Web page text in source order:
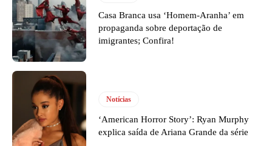
Casa Branca usa ‘Homem-Aranha’ em
propaganda sobre deportação de
imigrantes; Confira!
Notícias
‘American Horror Story’: Ryan Murphy
explica saída de Ariana Grande da série